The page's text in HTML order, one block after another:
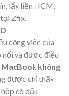
lấy liền HCM,
Zfix.
công việc của
nối và được điều
MacBook không
được chỉ thấy
có dấu